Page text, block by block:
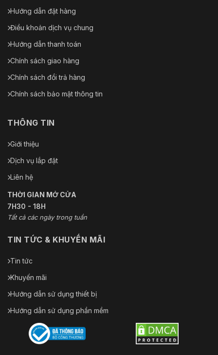
Hướng dẫn đặt hàng
Điều khoản dịch vụ chung
Hướng dẫn thanh toán
Chính sách giao hàng
Chính sách đổi trả hàng
Chính sách bảo mật thông tin
THÔNG TIN
Giới thiệu
Dịch vụ lắp đặt
Liên hệ
THỜI GIAN MỞ CỬA
7H30 - 18H
Tất cả các ngày trong tuần
TIN TỨC & KHUYẾN MÃI
Tin tức
Khuyến mãi
Hướng dẫn sử dụng thiết bị
Hướng dẫn sử dụng phần mềm